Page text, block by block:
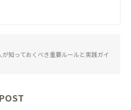
知っておくべき重要ルールと実践ガイ